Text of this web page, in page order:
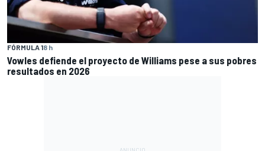
FÓRMULA 18 h
Vowles defiende el proyecto de Williams pese a sus pobres
resultados en 2026